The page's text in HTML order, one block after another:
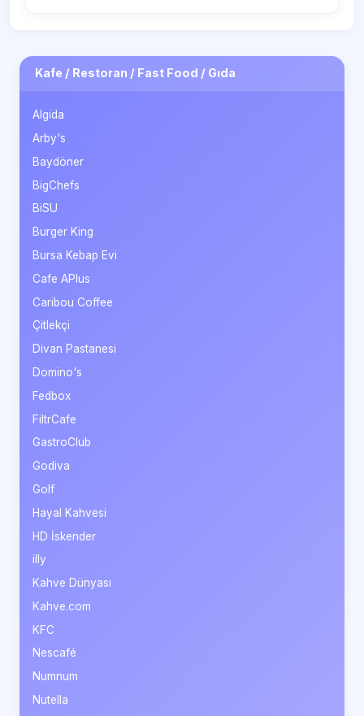
Kafe / Restoran / Fast Food / Gıda
Algida
Arby's
Baydöner
BigChefs
BiSU
Burger King
Bursa Kebap Evi
Cafe APlus
Caribou Coffee
Çitlekçi
Divan Pastanesi
Domino's
Fedbox
FiltrCafe
GastroClub
Godiva
Golf
Hayal Kahvesi
HD İskender
illy
Kahve Dünyası
Kahve.com
KFC
Nescafé
Numnum
Nutella